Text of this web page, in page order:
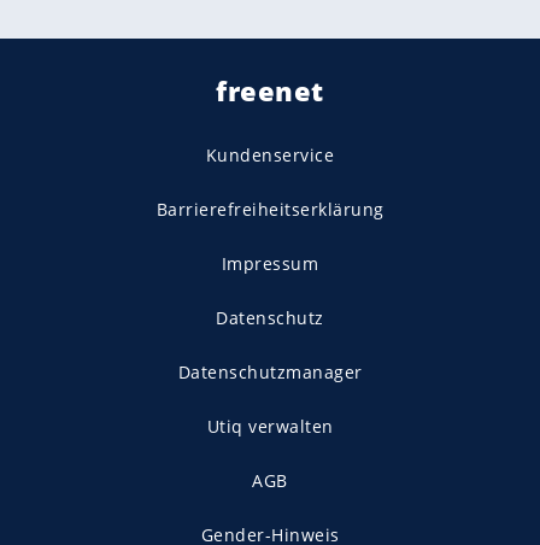
freenet
Kundenservice
Barrierefreiheitserklärung
Impressum
Datenschutz
Datenschutzmanager
Utiq verwalten
AGB
Gender-Hinweis